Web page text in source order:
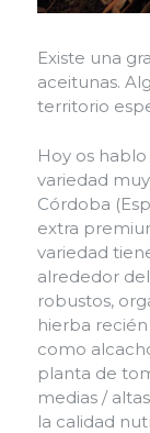
Existe una
aceitunas.
territorio
Hoy os hablo
variedad
Córdoba
extra
variedad
alrededor del
robustos,
hierba
como
planta de
medias /
la calidad